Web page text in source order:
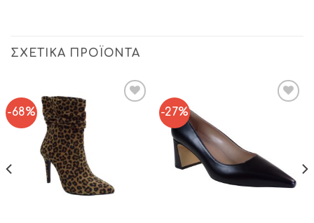
ΣΧΕΤΙΚΆ ΠΡΟΪΌΝΤΑ
-68% -27%